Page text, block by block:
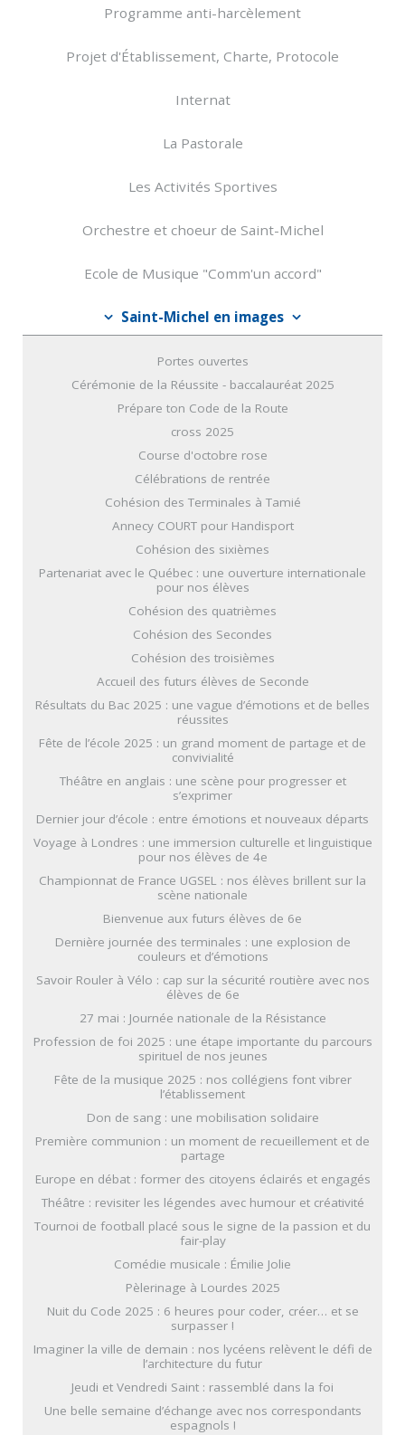
Programme anti-harcèlement
Projet d'Établissement, Charte, Protocole
Internat
La Pastorale
Les Activités Sportives
Orchestre et choeur de Saint-Michel
Ecole de Musique "Comm'un accord"
Saint-Michel en images
Portes ouvertes
Cérémonie de la Réussite - baccalauréat 2025
Prépare ton Code de la Route
cross 2025
Course d'octobre rose
Célébrations de rentrée
Cohésion des Terminales à Tamié
Annecy COURT pour Handisport
Cohésion des sixièmes
Partenariat avec le Québec : une ouverture internationale
pour nos élèves
Cohésion des quatrièmes
Cohésion des Secondes
Cohésion des troisièmes
Accueil des futurs élèves de Seconde
Résultats du Bac 2025 : une vague d’émotions et de belles
réussites
Fête de l’école 2025 : un grand moment de partage et de
convivialité
Théâtre en anglais : une scène pour progresser et
s’exprimer
Dernier jour d’école : entre émotions et nouveaux départs
Voyage à Londres : une immersion culturelle et linguistique
pour nos élèves de 4e
Championnat de France UGSEL : nos élèves brillent sur la
scène nationale
Bienvenue aux futurs élèves de 6e
Dernière journée des terminales : une explosion de
couleurs et d’émotions
Savoir Rouler à Vélo : cap sur la sécurité routière avec nos
élèves de 6e
27 mai : Journée nationale de la Résistance
Profession de foi 2025 : une étape importante du parcours
spirituel de nos jeunes
Fête de la musique 2025 : nos collégiens font vibrer
l’établissement
Don de sang : une mobilisation solidaire
Première communion : un moment de recueillement et de
partage
Europe en débat : former des citoyens éclairés et engagés
Théâtre : revisiter les légendes avec humour et créativité
Tournoi de football placé sous le signe de la passion et du
fair-play
Comédie musicale : Émilie Jolie
Pèlerinage à Lourdes 2025
Nuit du Code 2025 : 6 heures pour coder, créer… et se
surpasser !
Imaginer la ville de demain : nos lycéens relèvent le défi de
l’architecture du futur
Jeudi et Vendredi Saint : rassemblé dans la foi
Une belle semaine d’échange avec nos correspondants
espagnols !